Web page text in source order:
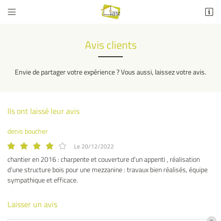
 
Adresse email de réception
 Recopier le code ci-contre
 Rafraîchir le captcha
Avis clients
Envie de partager votre expérience ? Vous aussi, laissez votre avis.
Ils ont laissé leur avis
denis boucher
Le 20/12/2022
chantier en 2016 : charpente et couverture d'un appenti , réalisation
d'une structure bois pour une mezzanine : travaux bien réalisés, équipe
sympathique et efficace.
Laisser un avis